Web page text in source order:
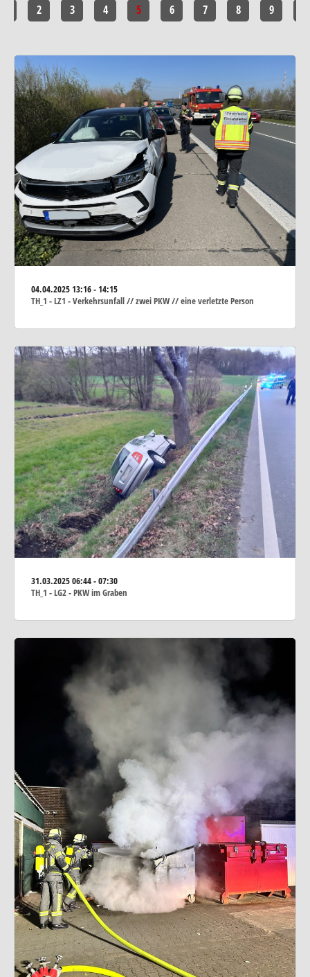
2 3 4 5 6 7 8 9
04.04.202513:16 - 14:15
TH_1 - LZ1 - Verkehrsunfall // zwei PKW // eine verletzte Person
31.03.202506:44 - 07:30
TH_1 - LG2 - PKW im Graben